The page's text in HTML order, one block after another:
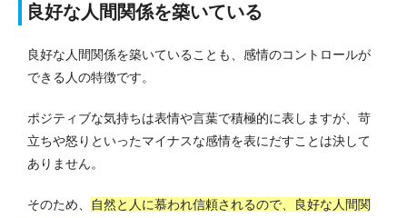
良好な人間関係を築いている
良好な人間関係を築いていることも、感情のコントロールが
できる人の特徴です。
ポジティブな気持ちは表情や言葉で積極的に表しますが、苛
立ちや怒りといったマイナスな感情を表にだすことは決して
ありません。
そのため、
自然と人に慕われ信頼されるので、良好な人間関